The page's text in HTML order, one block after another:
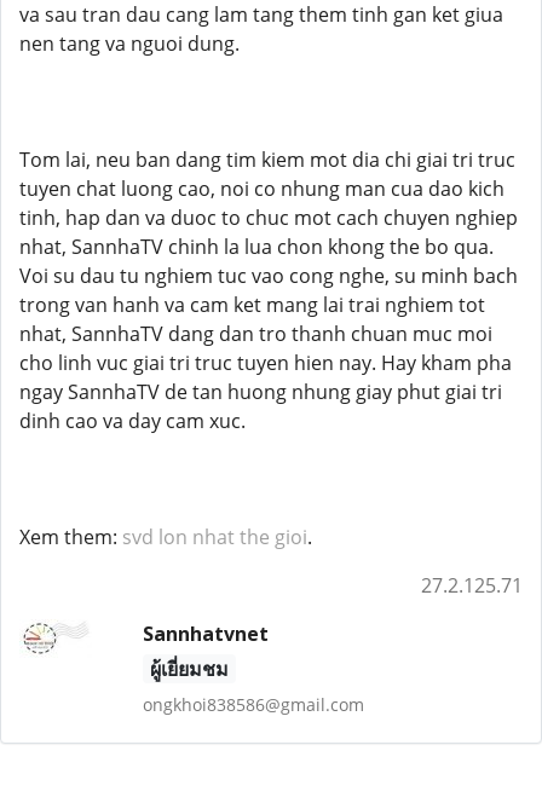
va sau tran dau cang lam tang them tinh gan ket giua
nen tang va nguoi dung.
Tom lai, neu ban dang tim kiem mot dia chi giai tri truc
tuyen chat luong cao, noi co nhung man cua dao kich
tinh, hap dan va duoc to chuc mot cach chuyen nghiep
nhat, SannhaTV chinh la lua chon khong the bo qua.
Voi su dau tu nghiem tuc vao cong nghe, su minh bach
trong van hanh va cam ket mang lai trai nghiem tot
nhat, SannhaTV dang dan tro thanh chuan muc moi
cho linh vuc giai tri truc tuyen hien nay. Hay kham pha
ngay SannhaTV de tan huong nhung giay phut giai tri
dinh cao va day cam xuc.
Xem them: svd lon nhat the gioi.
27.2.125.71
Sannhatvnet
ผู้เยี่ยมชม
ongkhoi838586@gmail.com